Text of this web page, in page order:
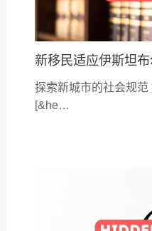
新移民适应伊斯坦
探索新城市的社会规
[&he…